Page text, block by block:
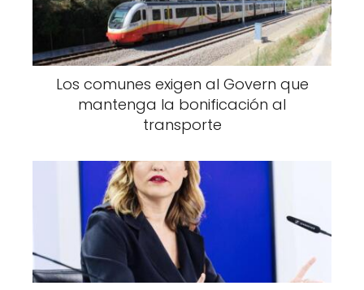
Los comunes exigen al Govern que
mantenga la bonificación al
transporte